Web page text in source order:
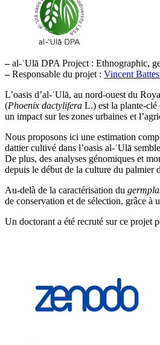
–al-ʿUlā DPA Project : Ethnographic,
–Responsable du projet : Vincent
L’oasis d’al-ʿUlā, au nord-ouest du
(Phoenix dactylifera L.) est la plante-clé
un impact sur les zones urbaines et
Nous proposons ici une estimation
dattier cultivé dans l’oasis al-ʿUlā
De plus, des analyses génomiques et
depuis le début de la culture du palmier
Au-delà de la caractérisation du
de conservation et de sélection, grâce
Un doctorant a été recruté sur ce projet